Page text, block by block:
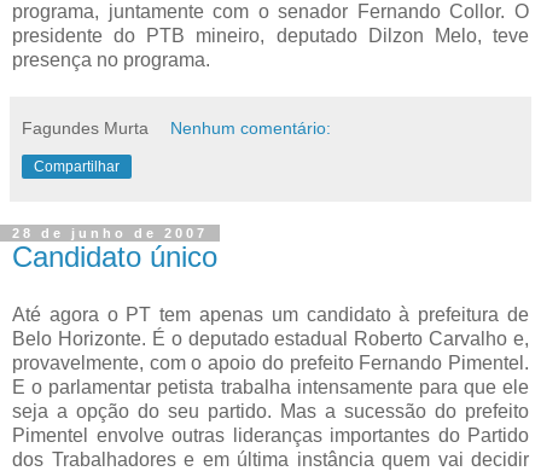
programa, juntamente com o senador Fernando Collor. O
presidente do PTB mineiro, deputado Dilzon Melo, teve
presença no programa.
Fagundes Murta Nenhum comentário:
Compartilhar
28 de junho de 2007
Candidato único
Até agora o PT tem apenas um candidato à prefeitura de
Belo Horizonte. É o deputado estadual Roberto Carvalho e,
provavelmente, com o apoio do prefeito Fernando Pimentel.
E o parlamentar petista trabalha intensamente para que ele
seja a opção do seu partido. Mas a sucessão do prefeito
Pimentel envolve outras lideranças importantes do Partido
dos Trabalhadores e em última instância quem vai decidir